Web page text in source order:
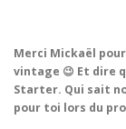
Merci Mickaël
vintage 😉 Et dire
Starter. Qui sait
pour toi lors du